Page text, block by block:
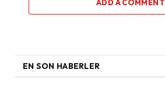
ADD A COMMENT
EN SON HABERLER